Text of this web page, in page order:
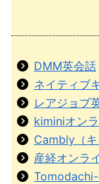
DMM英会話
ネイティブ
レアジョブ
kiminiオン
Cambly（キ
産経オンラ